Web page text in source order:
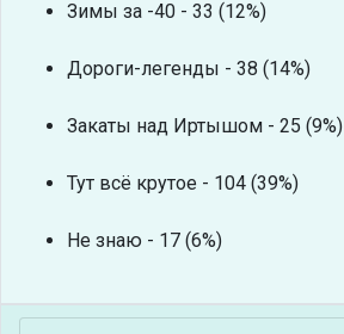
Зимы за -40 - 33 (12%)
Дороги-легенды - 38 (14%)
Закаты над Иртышом - 25 (9%)
Тут всё крутое - 104 (39%)
Не знаю - 17 (6%)